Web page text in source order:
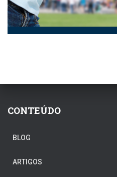
CONTEÚDO
BLOG
ARTIGOS